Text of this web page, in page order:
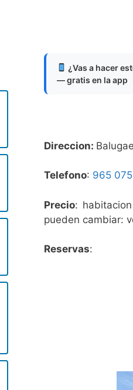
¿Vas a hacer
— gratis en la app
Direccion:
Telefono: 965
Precio:
pueden cambiar:
Reservas: